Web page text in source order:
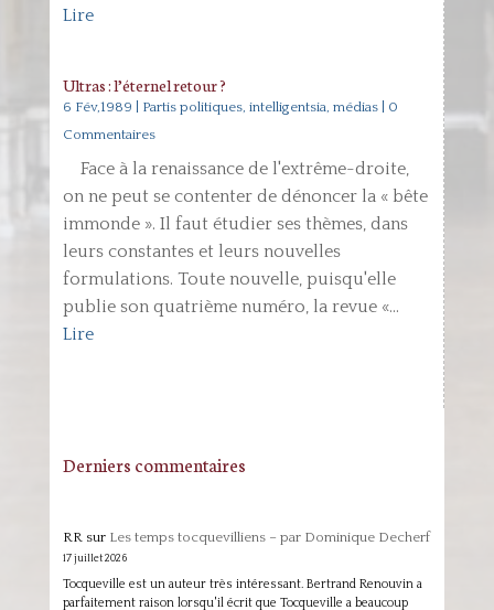
Lire
Ultras : l’éternel retour ?
6 Fév,1989 Partis politiques, intelligentsia, médias| 0
Commentaires
Face à la renaissance de l'extrême-droite,
on ne peut se contenter de dénoncer la « bête
immonde ». Il faut étudier ses thèmes, dans
leurs constantes et leurs nouvelles
formulations. Toute nouvelle, puisqu'elle
publie son quatrième numéro, la revue «...
Lire
Derniers commentaires
RRsur Les temps tocquevilliens – par Dominique Decherf
17 juillet 2026
Tocqueville est un auteur très intéressant. Bertrand Renouvin a
parfaitement raison lorsqu'il écrit que Tocqueville a beaucoup